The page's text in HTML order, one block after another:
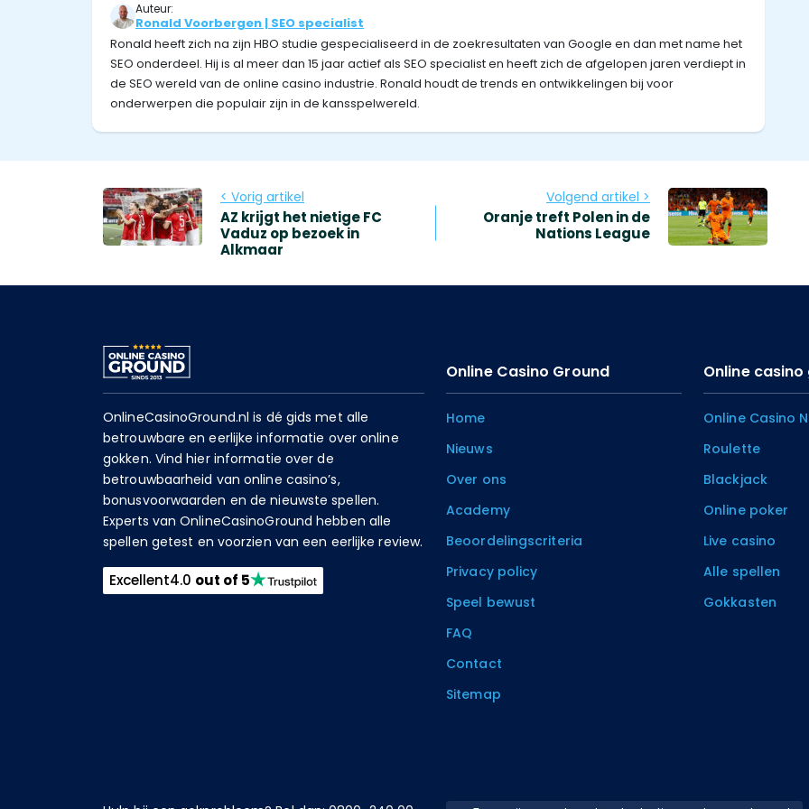
Auteur:
Ronald Voorbergen | SEO specialist
Ronald heeft zich na zijn HBO studie gespecialiseerd in de zoekresultaten van Google en dan met name het
SEO onderdeel. Hij is al meer dan 15 jaar actief als SEO specialist en heeft zich de afgelopen jaren verdiept in
de SEO wereld van de online casino industrie. Ronald houdt de trends en ontwikkelingen bij voor
onderwerpen die populair zijn in de kansspelwereld.
< Vorig artikel
AZ krijgt het nietige FC
Vaduz op bezoek in
Alkmaar
Volgend artikel >
Oranje treft Polen in de
Nations League
OnlineCasinoGround.nl is dé gids met alle
betrouwbare en eerlijke informatie over online
gokken. Vind hier informatie over de
betrouwbaarheid van online casino’s,
bonusvoorwaarden en de nieuwste spellen.
Experts van OnlineCasinoGround hebben alle
spellen getest en voorzien van een eerlijke review.
Excellent4.0 out of 5
Online Casino Ground
Home
Nieuws
Over ons
Academy
Beoordelingscriteria
Privacy policy
Speel bewust
FAQ
Contact
Sitemap
Online
Online Casino
Roulette
Blackjack
Online poker
Live casino
Alle spellen
Gokkasten